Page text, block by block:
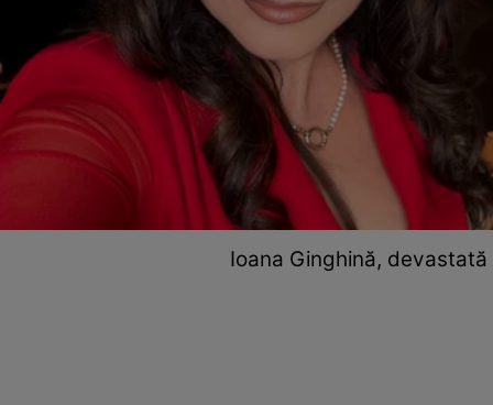
Ioana Ginghină,